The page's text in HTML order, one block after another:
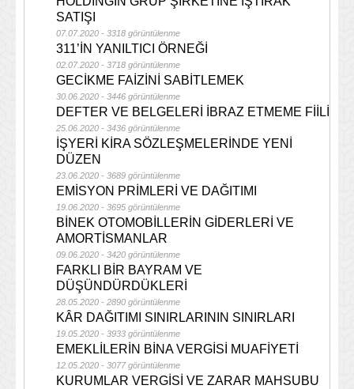
SATIŞI
07.07.2020 - 3318 görüntülenme
311’İN YANILTICI ÖRNEĞİ
02.07.2020 - 3718 görüntülenme
GECİKME FAİZİNİ SABİTLEMEK
30.06.2020 - 3446 görüntülenme
DEFTER VE BELGELERİ İBRAZ ETMEME FİİLİ
25.06.2020 - 3436 görüntülenme
İŞYERİ KİRA SÖZLEŞMELERİNDE YENİ
DÜZEN
23.06.2020 - 3689 görüntülenme
EMİSYON PRİMLERİ VE DAĞITIMI
19.06.2020 - 3695 görüntülenme
BİNEK OTOMOBİLLERİN GİDERLERİ VE
AMORTİSMANLAR
09.06.2020 - 3420 görüntülenme
FARKLI BİR BAYRAM VE
DÜŞÜNDÜRDÜKLERİ
28.05.2020 - 2890 görüntülenme
KÂR DAĞITIMI SINIRLARININ SINIRLARI
19.05.2020 - 3933 görüntülenme
EMEKLİLERİN BİNA VERGİSİ MUAFİYETİ
12.05.2020 - 3077 görüntülenme
KURUMLAR VERGİSİ VE ZARAR MAHSUBU